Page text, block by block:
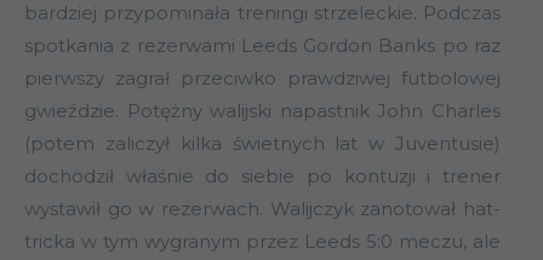
bardziej przypominała treningi strzeleckie. Podczas
spotkania z rezerwami Leeds Gordon Banks po raz
pierwszy zagrał przeciwko prawdziwej futbolowej
gwieździe. Potężny walijski napastnik John Charles
(potem zaliczył kilka świetnych lat w Juventusie)
dochodził właśnie do siebie po kontuzji i trener
wystawił go w rezerwach. Walijczyk zanotował hat-
tricka w tym wygranym przez Leeds 5:0 meczu, ale